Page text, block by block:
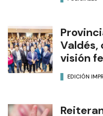
Valdés,
visión
EDICIÓN